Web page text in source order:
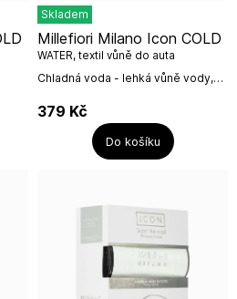
Skladem
Chladná voda - lehká vůně vody,
dřeva, rozmarýnu, šťavnatého
citronu a bergamotu.Vůně do...
Millefiori Milano Icon COLD
WATER, textil vůně do auta
379 Kč
Do košíku